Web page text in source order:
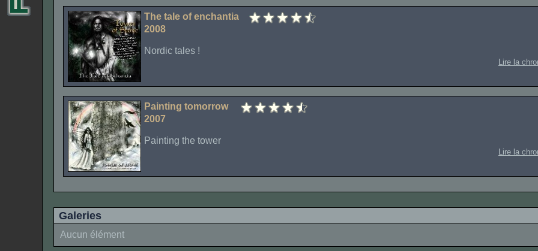
The tale of enchantia
2008
Nordic tales !
Lire la
Painting tomorrow
2007
Painting the tower
Lire la
Galeries
Aucun élément